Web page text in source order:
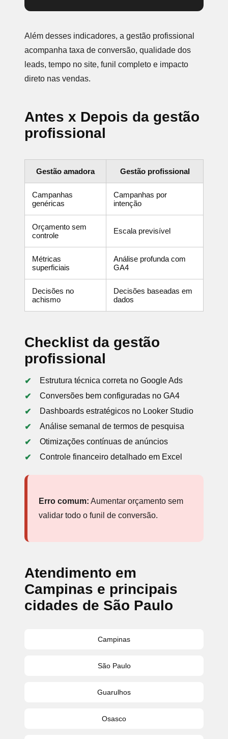
Além desses indicadores, a gestão profissional
acompanha taxa de conversão, qualidade dos
leads, tempo no site, funil completo e impacto
direto nas vendas.
Antes x Depois da gestão
profissional
Gestão amadora Gestão profissional
Campanhas
genéricas
Campanhas por
intenção
Orçamento sem
controle
Escala previsível
Métricas
superficiais
Análise profunda com
GA4
Decisões no
achismo
Decisões baseadas em
dados
Checklist da gestão
profissional
Estrutura técnica correta no Google Ads
Conversões bem configuradas no GA4
Dashboards estratégicos no Looker Studio
Análise semanal de termos de pesquisa
Otimizações contínuas de anúncios
Controle financeiro detalhado em Excel
Erro comum: Aumentar orçamento sem
validar todo o funil de conversão.
Atendimento em
Campinas e principais
cidades de São Paulo
Campinas
São Paulo
Guarulhos
Osasco